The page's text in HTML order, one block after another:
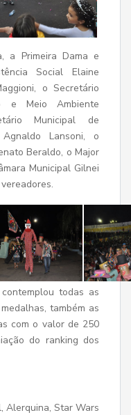
a Primeira Dama e
Social Elaine
o Secretário
e Meio Ambiente
Municipal de
Lansoni, o
Beraldo, o Major
Municipal Gilnei
todas as
também as
com o valor de 250
do ranking dos
Alerquina, Star Wars